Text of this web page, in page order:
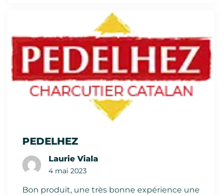
PEDELHEZ
Laurie Viala
4 mai 2023
Bon produit, une très bonne expérience une